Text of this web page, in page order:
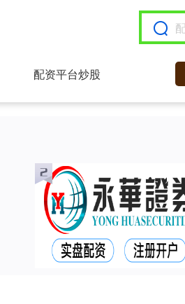
配资平台炒股